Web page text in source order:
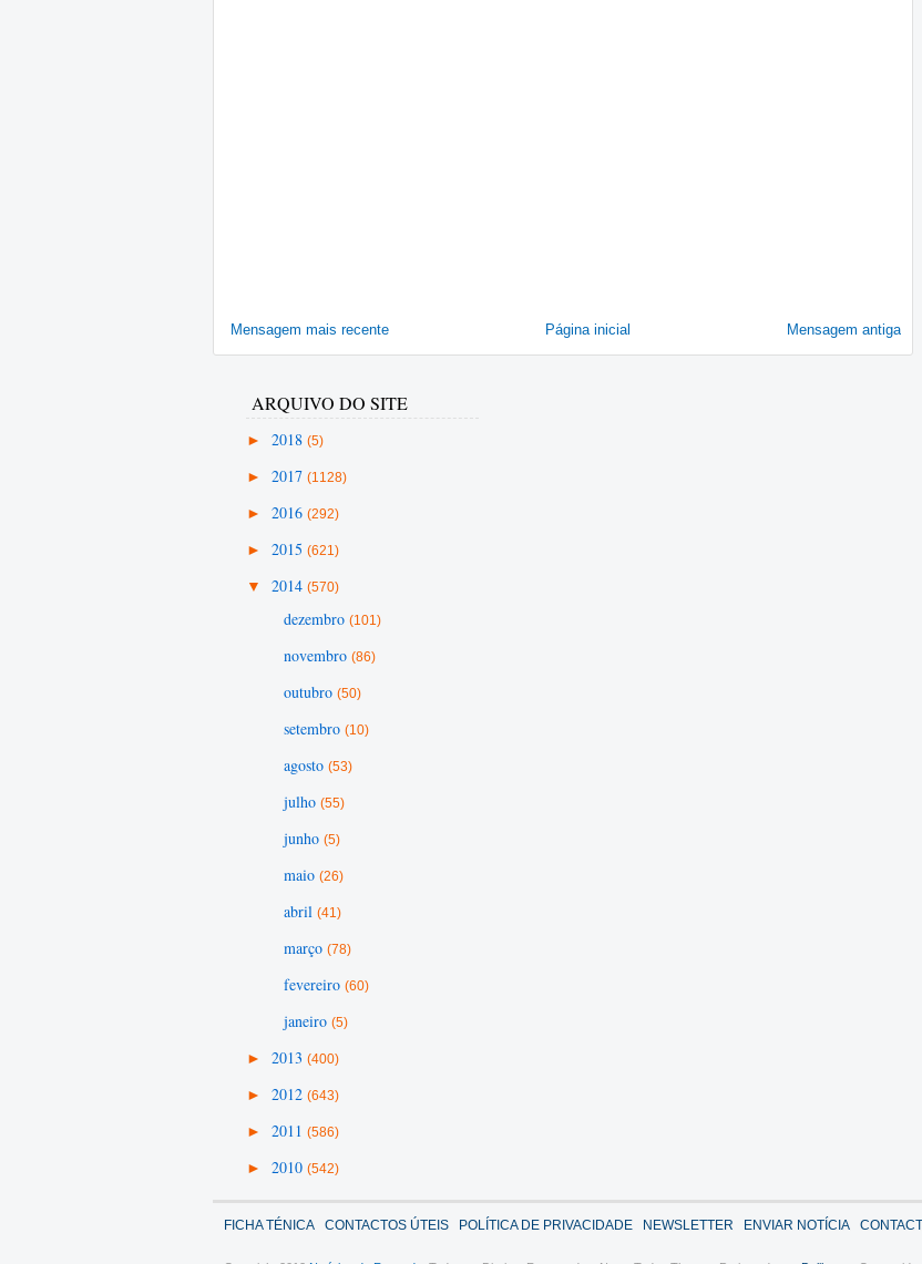
Mensagem mais recente Mensagem antiga
Página inicial
ARQUIVO DO SITE
► 2018 (5)
► 2017 (1128)
► 2016 (292)
► 2015 (621)
▼ 2014 (570)
dezembro (101)
novembro (86)
outubro (50)
setembro (10)
agosto (53)
julho (55)
junho (5)
maio (26)
abril (41)
março (78)
fevereiro (60)
janeiro (5)
► 2013 (400)
► 2012 (643)
► 2011 (586)
► 2010 (542)
FICHA TÉNICA CONTACTOS ÚTEIS POLÍTICA DE PRIVACIDADE NEWSLETTER ENVIAR NOTÍCIA